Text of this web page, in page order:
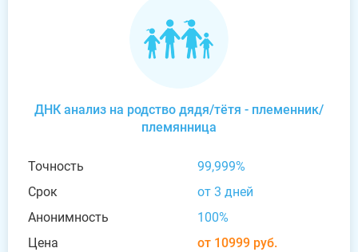
ДНК анализ на родство дядя/тётя - племенник/
племянница
Точность
99,999%
Срок
от 3 дней
Анонимность
100%
Цена
от 10999 руб.